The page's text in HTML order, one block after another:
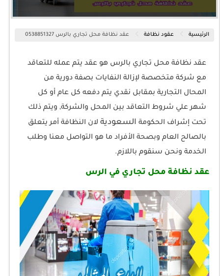
الرئيسية عقود نظافة عقد نظافة محل تجاري بالرس 0538851327
عقد نظافة محل تجاري بالرس هو عقد يتم عمله للتعاقد
مع شركة متخصصة لإزالة النفايات بصفة دورية من
المحال التجارية بمقابل نقدي يتم دفعه كل عام أو كل
شهر علي شروط التعاقد بين المحل والشركة, ويتم ذلك
تحت إشراف الحكومة السعودية لان النظافة أمر يتعلق
بالصالح العام وبصحة الأفراد ما هو التواصل معنا وطلب
الخدمة ونحن سنقوم باللازم.
عقد نظافة محل تجاري في الرس